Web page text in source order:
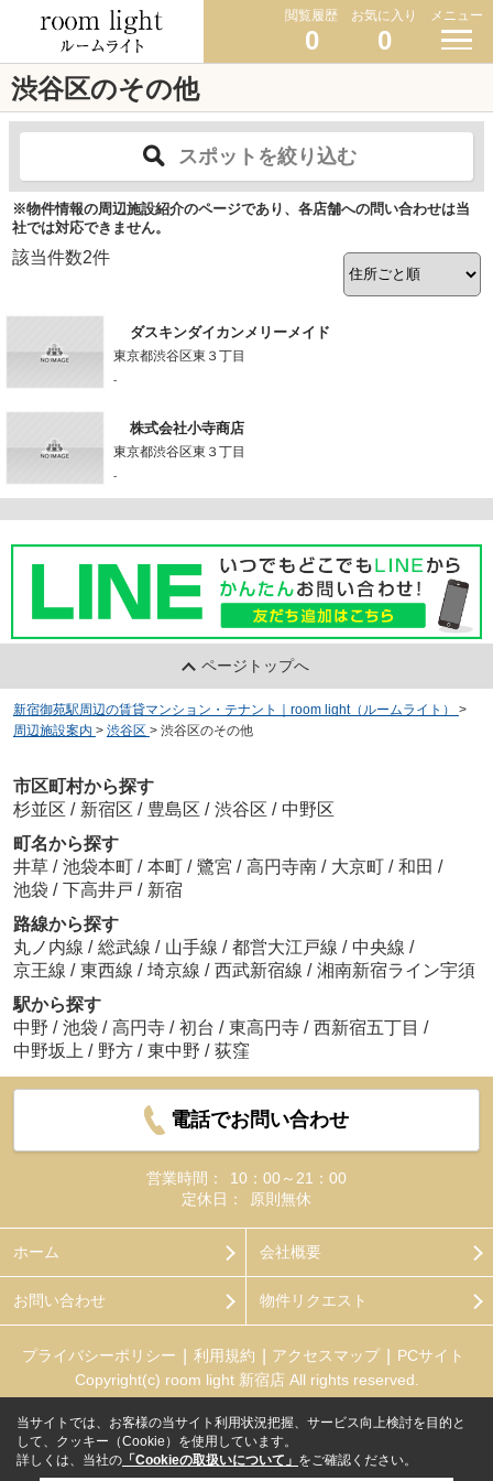
閲覧履歴
0
お気に入り
0
メニュー
渋谷区のその他
スポットを絞り込む
※物件情報の周辺施設紹介のページであり、各店舗への問い合わせは当
社では対応できません。
該当件数2件
ダスキンダイカンメリーメイド
東京都渋谷区東３丁目
-
株式会社小寺商店
東京都渋谷区東３丁目
-
ページトップへ
新宿御苑駅周辺の賃貸マンション・テナント｜room light（ルームライト）
>
周辺施設案内 > 渋谷区 > 渋谷区のその他
市区町村から探す
杉並区 / 新宿区 / 豊島区 / 渋谷区 / 中野区
町名から探す
井草 / 池袋本町 / 本町 / 鷺宮 / 高円寺南 / 大京町 / 和田 /
池袋 / 下高井戸 / 新宿
路線から探す
丸ノ内線 / 総武線 / 山手線 / 都営大江戸線 / 中央線 /
京王線 / 東西線 / 埼京線 / 西武新宿線 / 湘南新宿ライン宇須
駅から探す
中野 / 池袋 / 高円寺 / 初台 / 東高円寺 / 西新宿五丁目 /
中野坂上 / 野方 / 東中野 / 荻窪
電話でお問い合わせ
営業時間：
10：00～21：00
定休日：
原則無休
ホーム 会社概要
お問い合わせ 物件リクエスト
プライバシーポリシー 利用規約 アクセスマップ
PCサイト
Copyright(c) room light 新宿店 All rights reserved.
当サイトでは、お客様の当サイト利用状況把握、サービス向上検討を目的と
して、クッキー（Cookie）を使用しています。
詳しくは、当社の 「Cookieの取扱いについて」 をご確認ください。